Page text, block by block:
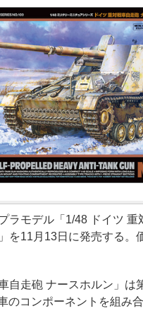
ラモデル「1/48 ドイツ 重
を11月13日に発売する。
自走砲 ナースホルン」は
のコンポーネントを組み